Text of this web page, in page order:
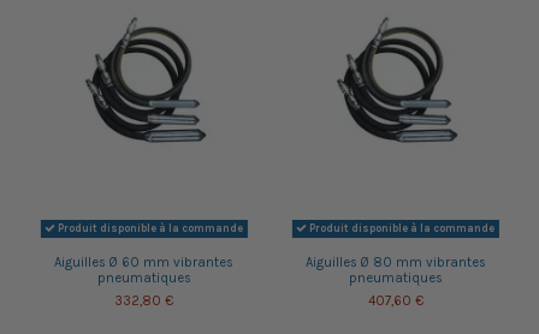
Produit disponible à la commande
Aiguilles Ø 60 mm vibrantes
pneumatiques
332,80 €
Produit disponible à la commande
Aiguilles Ø 80 mm vibrantes
pneumatiques
407,60 €